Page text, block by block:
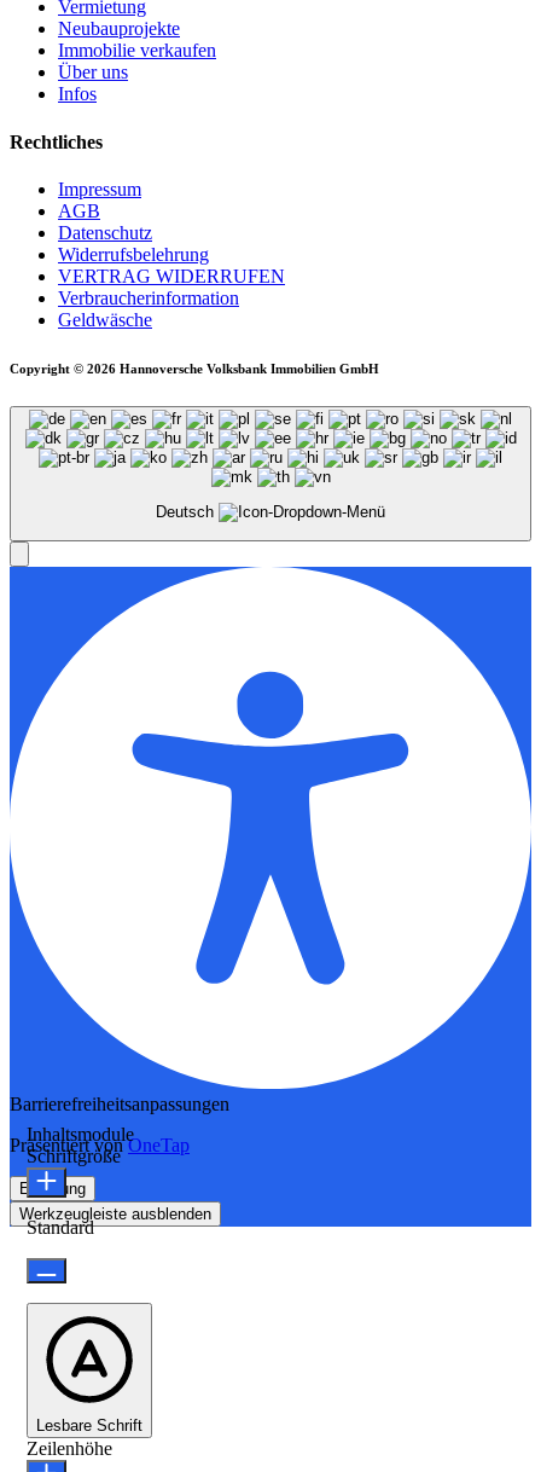
Vermietung
Neubauprojekte
Immobilie verkaufen
Über uns
Infos
Rechtliches
Impressum
AGB
Datenschutz
Widerrufsbelehrung
VERTRAG WIDERRUFEN
Verbraucher­information
Geldwäsche
Copyright © 2026 Hannoversche Volksbank Immobilien GmbH
Deutsch
Barrierefreiheitsanpassungen
Präsentiert vonOneTap
Erklärung
Werkzeugleiste ausblenden
Inhaltsmodule
Schriftgröße
Standard
Lesbare Schrift
Zeilenhöhe